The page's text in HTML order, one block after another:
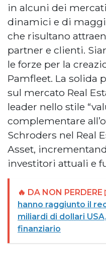
in alcuni dei
dinamici e di
che risultano
partner e clienti.
le forze per la
Pamfleet. La solida
sul mercato Real
leader nello stile
complementare
Schroders nel Real
Asset,
investitori attuali e
🔥 DA NON PERDERE
hanno raggiunto il
miliardi di dollari
finanziario